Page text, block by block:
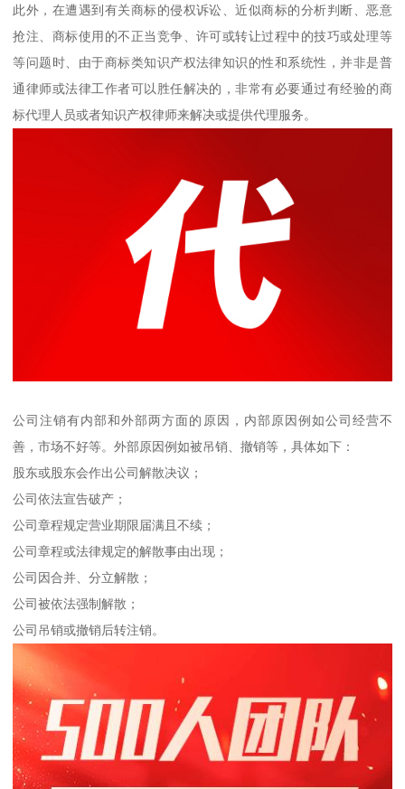
此外，在遭遇到有关商标的侵权诉讼、近似商标的分析判断、恶意
抢注、商标使用的不正当竞争、许可或转让过程中的技巧或处理等
等问题时、由于商标类知识产权法律知识的性和系统性，并非是普
通律师或法律工作者可以胜任解决的，非常有必要通过有经验的商
标代理人员或者知识产权律师来解决或提供代理服务。
公司注销有内部和外部两方面的原因，内部原因例如公司经营不
善，市场不好等。外部原因例如被吊销、撤销等，具体如下：
股东或股东会作出公司解散决议；
公司依法宣告破产；
公司章程规定营业期限届满且不续；
公司章程或法律规定的解散事由出现；
公司因合并、分立解散；
公司被依法强制解散；
公司吊销或撤销后转注销。